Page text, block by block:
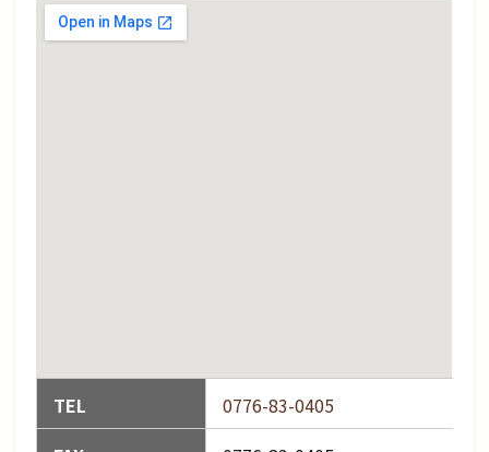
TEL
0776-83-0405